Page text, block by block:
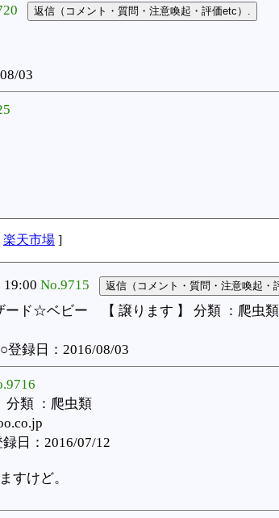
08/03
楽天市場 ]
19:00 No.9715
ード☆ベビー 【 譲ります 】 分類 ：爬虫類
録日：2016/08/03
類 ：爬虫類
日：2016/07/12
すけど。